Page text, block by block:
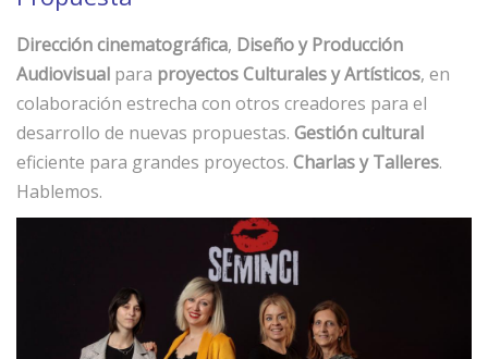
Dirección cinematográfica, Diseño y Producción
Audiovisual para proyectos Culturales y Artísticos, en
colaboración estrecha con otros creadores para el
desarrollo de nuevas propuestas. Gestión cultural
eficiente para grandes proyectos. Charlas y Talleres.
Hablemos.